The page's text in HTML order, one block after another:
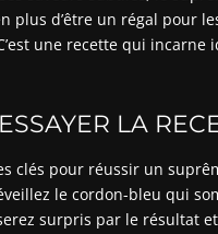
plus d’être un régal pour
une recette qui incarne
LA
clés pour réussir un
le cordon-bleu qui
surpris par le résultat